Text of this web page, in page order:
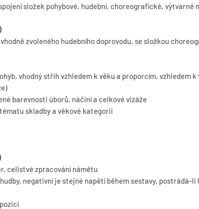
složek pohybové, hudební, choreografické, výtvarné
zvoleného hudebního doprovodu, se složkou
vhodný střih vzhledem k věku a proporcím, vzhledem
barevnosti úborů, náčiní a celkové vizáže
skladby a věkové kategorii
celistvé zpracování námětu
negativní je stejné napětí během sestavy, postrádá-li